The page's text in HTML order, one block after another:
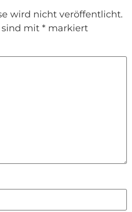
wird nicht veröffentlicht.
sind mit * markiert